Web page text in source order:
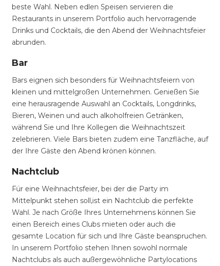
beste Wahl. Neben edlen Speisen servieren die
Restaurants in unserem Portfolio auch hervorragende
Drinks und Cocktails, die den Abend der Weihnachtsfeier
abrunden.
Bar
Bars eignen sich besonders für Weihnachtsfeiern von
kleinen und mittelgroßen Unternehmen. Genießen Sie
eine herausragende Auswahl an Cocktails, Longdrinks,
Bieren, Weinen und auch alkoholfreien Getränken,
während Sie und Ihre Kollegen die Weihnachtszeit
zelebrieren. Viele Bars bieten zudem eine Tanzfläche, auf
der Ihre Gäste den Abend krönen können.
Nachtclub
Für eine Weihnachtsfeier, bei der die Party im
Mittelpunkt stehen soll,ist ein Nachtclub die perfekte
Wahl. Je nach Größe Ihres Unternehmens können Sie
einen Bereich eines Clubs mieten oder auch die
gesamte Location für sich und Ihre Gäste beanspruchen.
In unserem Portfolio stehen Ihnen sowohl normale
Nachtclubs als auch außergewöhnliche Partylocations